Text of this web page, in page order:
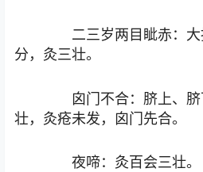
二三岁两目眦赤：大
分，灸三壮。
囟门不合：脐上、脐
壮，灸疮未发，囟门先合。
夜啼：灸百会三壮。